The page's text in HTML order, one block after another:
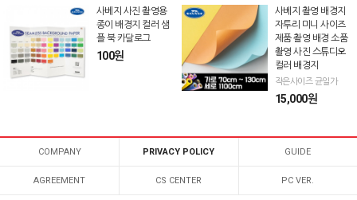
사베지 사진 촬영용
종이 배경지 컬러 샘
플 북 카달로그
100원
사베지 촬영 배경지
자투리 미니 사이즈
제품 촬영 배경 소품
촬영 사진 스튜디오
컬러 배경지
작은사이즈 균일가
15,000원
COMPANY PRIVACY POLICY GUIDE
AGREEMENT CS CENTER PC VER.